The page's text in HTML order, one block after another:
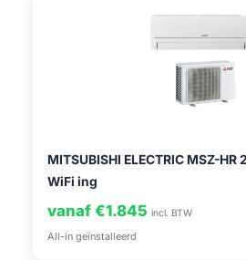
MITSUBISHI ELECTRIC MSZ-HR
WiFi ing
vanaf €1.845 incl. BTW
All-in geïnstalleerd